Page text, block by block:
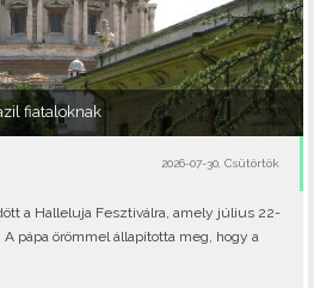
fiataloknak
2026-07-30, Csütörtök
a Halleluja Fesztiválra, amely július 22-
pápa örömmel állapította meg, hogy a